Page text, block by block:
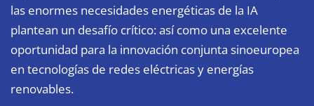
las enormes necesidades energéticas de la IA
plantean un desafío crítico: así como una excelente
oportunidad para la innovación conjunta sinoeuropea
en tecnologías de redes eléctricas y energías
renovables.